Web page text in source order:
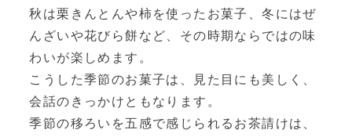
秋は栗きんとんや柿を使ったお菓子、冬にはぜ
んざいや花びら餅など、その時期ならではの味
わいが楽しめます。
こうした季節のお菓子は、見た目にも美しく、
会話のきっかけともなります。
季節の移ろいを五感で感じられるお茶請けは、